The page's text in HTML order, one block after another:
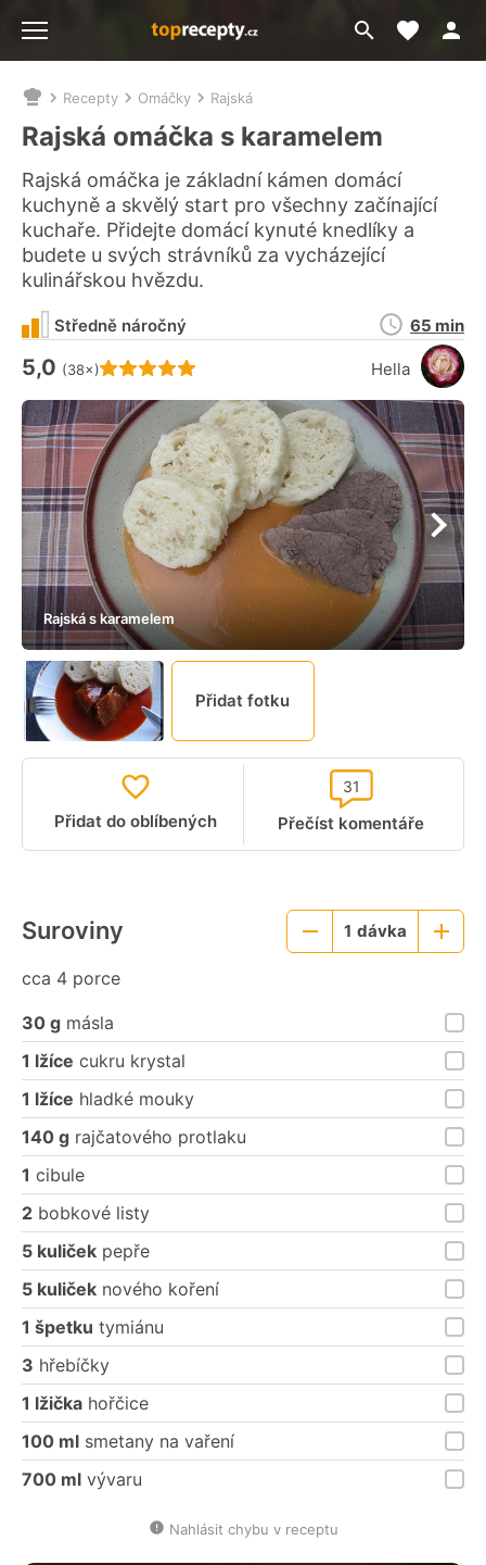
Přejít
na
Moje
Nacházíte
se
zde:
Recepty Omáčky Rajská
Rajská omáčka s karamelem
Rajská omáčka je základní kámen domácí
kuchyně a skvělý start pro všechny začínající
kuchaře. Přidejte domácí kynuté knedlíky a
budete u svých strávníků za vycházející
kulinářskou hvězdu.
Hodnocení receptu je
5,0 (38×) Hella
Středně náročný
Doba
přípravy
65 min
Rajská s karamelem
Přidat fotku
Přidat do oblíbených Přečíst komentáře
31
Suroviny
cca 4 porce
Menší
1 dávka
Větší
30 g másla
1 lžíce cukru krystal
1 lžíce hladké mouky
140 g rajčatového protlaku
1 cibule
2 bobkové listy
5 kuliček pepře
5 kuliček nového koření
1 špetku tymiánu
3 hřebíčky
1 lžička hořčice
100 ml smetany na vaření
700 ml vývaru
Nahlásit chybu v receptu